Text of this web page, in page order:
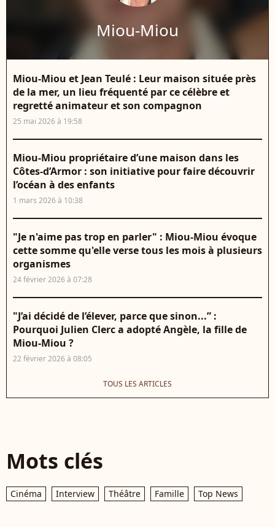
Miou-Miou
Miou-Miou et Jean Teulé : Leur maison située près
de la mer, un lieu fréquenté par ce célèbre et
regretté animateur et son compagnon
25 mai 2026 à 19:58
Miou-Miou propriétaire d’une maison dans les
Côtes-d’Armor : son initiative pour faire découvrir
l’océan à des enfants
1 mars 2026 à 10:38
"Je n'aime pas trop en parler" : Miou-Miou évoque
cette somme qu'elle verse tous les mois à plusieurs
organismes
24 février 2026 à 07:28
"J’ai décidé de l’élever, parce que sinon...” :
Pourquoi Julien Clerc a adopté Angèle, la fille de
Miou-Miou ?
22 février 2026 à 08:05
TOUS LES ARTICLES
Mots clés
Cinéma Interview Théâtre Famille Top News